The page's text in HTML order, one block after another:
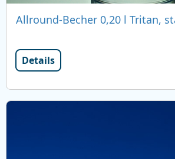
Allround-Becher 0,20 l Tritan,
Details